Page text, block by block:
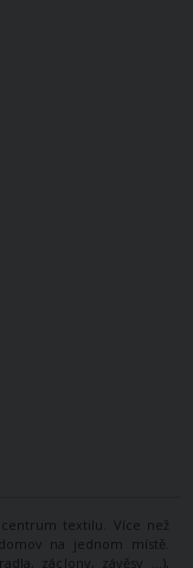
textilu. Více než
na jednom místě.
záclony, závěsy ...),